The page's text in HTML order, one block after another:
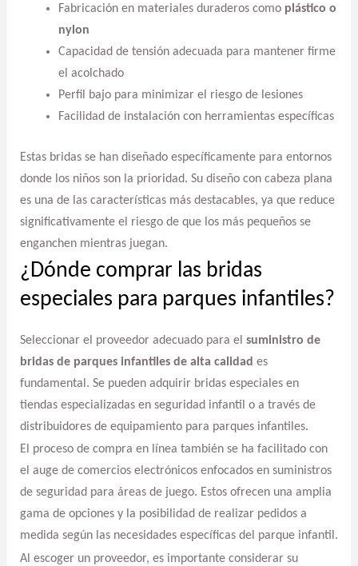
Fabricación en materiales duraderos como plástico o
nylon
Capacidad de tensión adecuada para mantener firme
el acolchado
Perfil bajo para minimizar el riesgo de lesiones
Facilidad de instalación con herramientas específicas
Estas bridas se han diseñado específicamente para entornos
donde los niños son la prioridad. Su diseño con cabeza plana
es una de las características más destacables, ya que reduce
significativamente el riesgo de que los más pequeños se
enganchen mientras juegan.
¿Dónde comprar las bridas
especiales para parques infantiles?
Seleccionar el proveedor adecuado para el suministro de
bridas de parques infantiles de alta calidad es
fundamental. Se pueden adquirir bridas especiales en
tiendas especializadas en seguridad infantil o a través de
distribuidores de equipamiento para parques infantiles.
El proceso de compra en línea también se ha facilitado con
el auge de comercios electrónicos enfocados en suministros
de seguridad para áreas de juego. Estos ofrecen una amplia
gama de opciones y la posibilidad de realizar pedidos a
medida según las necesidades específicas del parque infantil.
Al escoger un proveedor, es importante considerar su